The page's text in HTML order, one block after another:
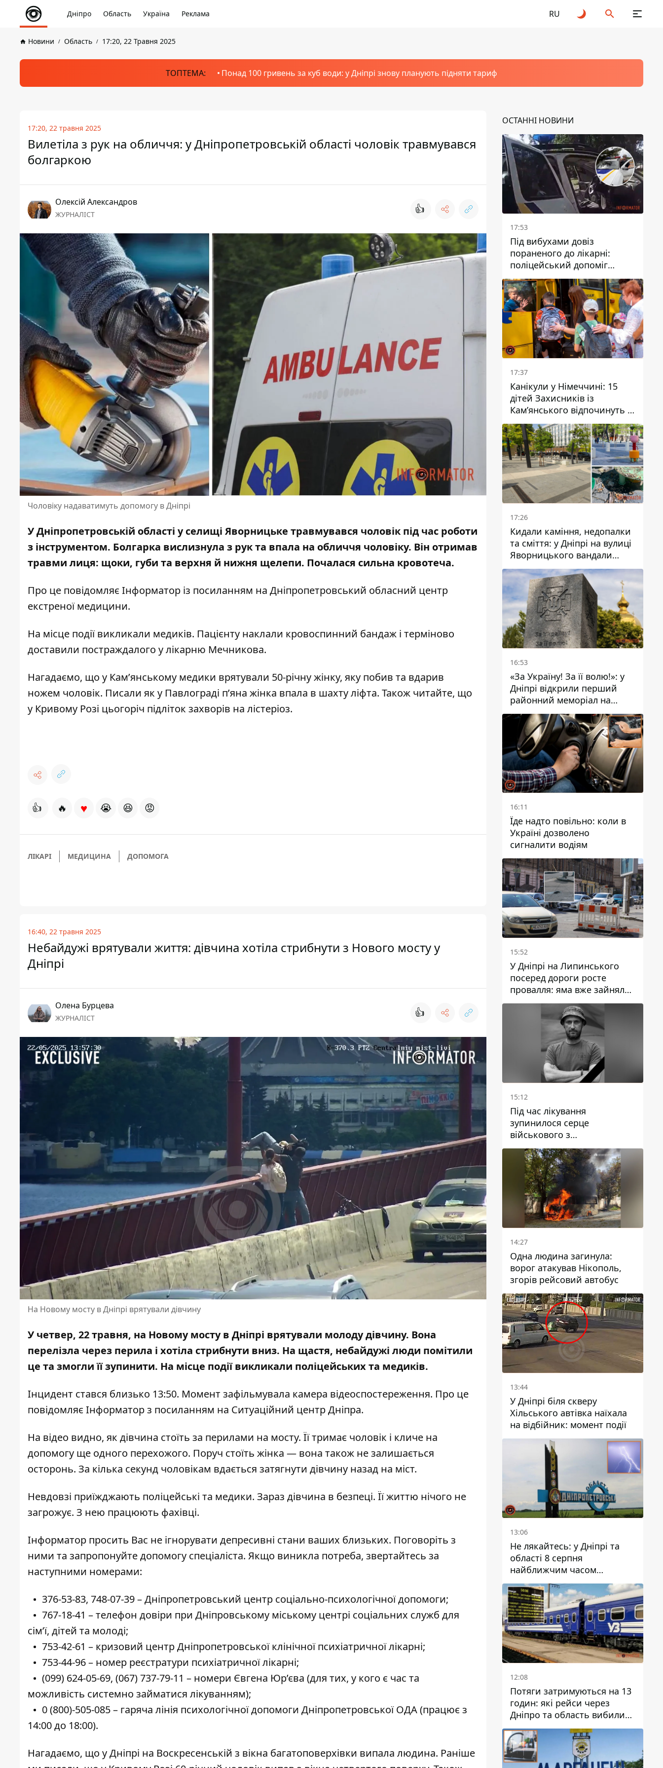
Дніпро Область Україна Реклама RU
Новини Область 17:20, 22 Травня 2025
ТОПТЕМА: Понад 100 гривень за куб води: у Дніпрі знову планують підняти тариф
17:20, 22 травня 2025
Вилетіла з рук на обличчя: у Дніпропетровській області чоловік травмувався
болгаркою
Олексій Александров
ЖУРНАЛІСТ 👍
Чоловіку надаватимуть допомогу в Дніпрі
У Дніпропетровській області у селищі Яворницьке травмувався чоловік під час роботи
з інструментом. Болгарка вислизнула з рук та впала на обличчя чоловіку. Він отримав
травми лиця: щоки, губи та верхня й нижня щелепи. Почалася сильна кровотеча.
Про це повідомляє Інформатор із посиланням на Дніпропетровський обласний центр
екстреної медицини.
На місце події викликали медиків. Пацієнту наклали кровоспинний бандаж і терміново
доставили постраждалого у лікарню Мечникова.
Нагадаємо, що у Кам’янському медики врятували 50-річну жінку, яку побив та вдарив
ножем чоловік. Писали як у Павлограді п’яна жінка впала в шахту ліфта. Також читайте, що
у Кривому Розі цьогоріч підліток захворів на лістеріоз.
👍 🔥 ♥ 😭 😆 😡
ЛІКАРІ МЕДИЦИНА ДОПОМОГА
16:40, 22 травня 2025
Небайдужі врятували життя: дівчина хотіла стрибнути з Нового мосту у
Дніпрі
Олена Бурцева
ЖУРНАЛІСТ 👍
На Новому мосту в Дніпрі врятували дівчину
У четвер, 22 травня, на Новому мосту в Дніпрі врятували молоду дівчину. Вона
перелізла через перила і хотіла стрибнути вниз. На щастя, небайдужі люди помітили
це та змогли її зупинити. На місце події викликали поліцейських та медиків.
Інцидент стався близько 13:50. Момент зафільмувала камера відеоспостереження. Про це
повідомляє Інформатор з посиланням на Ситуаційний центр Дніпра.
На відео видно, як дівчина стоїть за перилами на мосту. Її тримає чоловік і кличе на
допомогу ще одного перехожого. Поруч стоїть жінка — вона також не залишається
осторонь. За кілька секунд чоловікам вдається затягнути дівчину назад на міст.
Невдовзі приїжджають поліцейські та медики. Зараз дівчина в безпеці. Її життю нічого не
загрожує. З нею працюють фахівці.
Інформатор просить Вас не ігнорувати депресивні стани ваших близьких. Поговоріть з
ними та запропонуйте допомогу спеціаліста. Якщо виникла потреба, звертайтесь за
наступними номерами:
376-53-83, 748-07-39– Дніпропетровський центр соціально-психологічної допомоги;
767-18-41 – телефон довіри при Дніпровському міському центрі соціальних служб для
сім’ї, дітей та молоді;
753-42-61 – кризовий центр Дніпропетровської клінічної психіатричної лікарні;
753-44-96– номер реєстратури психіатричної лікарні;
(099) 624-05-69, (067) 737-79-11 – номери Євгена Юр’єва (для тих, у кого є час та
можливість системно займатися лікуванням);
0 (800)-505-085– гаряча лінія психологічної допомоги Дніпропетровської ОДА (працює з
14:00 до 18:00).
Нагадаємо, що у Дніпрі на Воскресенській з вікна багатоповерхівки випала людина. Раніше
ОСТАННІ НОВИНИ
17:53
Під вибухами довіз
пораненого до лікарні:
поліцейський допоміг
постраждалому після атаки
на Кам’янський район
17:37
Канікули у Німеччині: 15
дітей Захисників із
Кам’янського відпочинуть у
Вупперталі
17:26
Кидали каміння, недопалки
та сміття: у Дніпрі на вулиці
Яворницького вандали
пошкодили питні фонтани
16:53
«За Україну! За її волю!»: у
Дніпрі відкрили перший
районний меморіал на
честь полеглих Захисників
16:11
Їде надто повільно: коли в
Україні дозволено
сигналити водіям
15:52
У Дніпрі на Липинського
посеред дороги росте
провалля: яма вже зайняла
смугу руху
15:12
Під час лікування
зупинилося серце
військового з
Дніпропетровської області
Ростислава Лупашка
14:27
Одна людина загинула:
ворог атакував Нікополь,
згорів рейсовий автобус
13:44
У Дніпрі біля скверу
Хільського автівка наїхала
на відбійник: момент події
13:06
Не лякайтесь: у Дніпрі та
області 8 серпня
найближчим часом
очікується гроза
12:08
Потяги затримуються на 13
годин: які рейси через
Дніпро та область вибилися
з графіка